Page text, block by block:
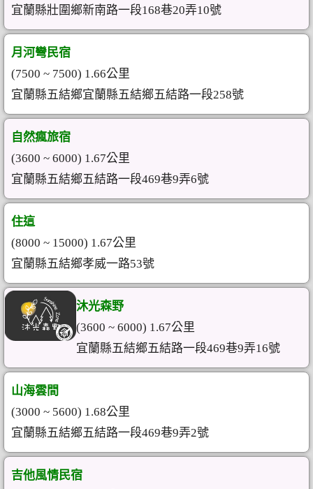
宜蘭縣壯圍鄉新南路一段168巷20弄10號
月河彎民宿
(7500 ~ 7500) 1.66公里
宜蘭縣五結鄉宜蘭縣五結鄉五結路一段258號
自然瘋旅宿
(3600 ~ 6000) 1.67公里
宜蘭縣五結鄉五結路一段469巷9弄6號
住這
(8000 ~ 15000) 1.67公里
宜蘭縣五結鄉孝威一路53號
沐光森野
(3600 ~ 6000) 1.67公里
宜蘭縣五結鄉五結路一段469巷9弄16號
山海雲間
(3000 ~ 5600) 1.68公里
宜蘭縣五結鄉五結路一段469巷9弄2號
吉他風情民宿